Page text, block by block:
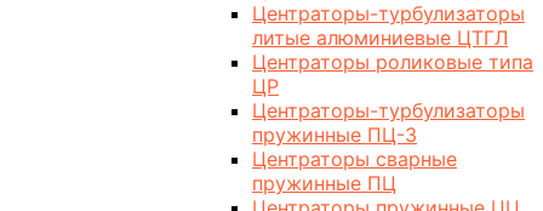
Центраторы-турбулизаторы
литые алюминиевые ЦТГЛ
Центраторы роликовые типа
ЦР
Центраторы-турбулизаторы
пружинные ПЦ-3
Центраторы сварные
пружинные ПЦ